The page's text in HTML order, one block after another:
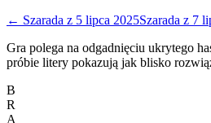
← Szarada z 5 lipca 2025Szarada z 7
Gra polega na odgadnięciu ukrytego
próbie litery pokazują jak blisko
B
R
A